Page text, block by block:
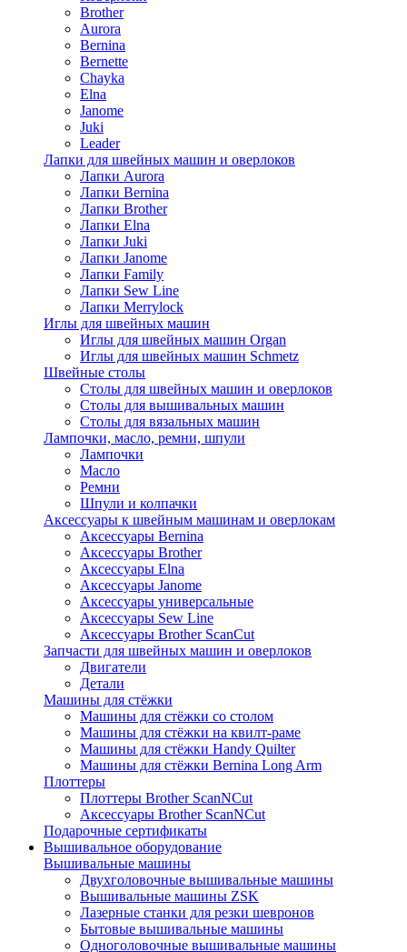
Brother
Aurora
Bernina
Bernette
Chayka
Elna
Janome
Juki
Leader
Лапки для швейных машин и оверлоков
Лапки Aurora
Лапки Bernina
Лапки Brother
Лапки Elna
Лапки Juki
Лапки Janome
Лапки Family
Лапки Sew Line
Лапки Merrylock
Иглы для швейных машин
Иглы для швейных машин Organ
Иглы для швейных машин Schmetz
Швейные столы
Столы для швейных машин и оверлоков
Столы для вышивальных машин
Столы для вязальных машин
Лампочки, масло, ремни, шпули
Лампочки
Масло
Ремни
Шпули и колпачки
Аксессуары к швейным машинам и оверлокам
Аксессуары Bernina
Аксессуары Brother
Аксессуары Elna
Аксессуары Janome
Аксессуары универсальные
Аксессуары Sew Line
Аксессуары Brother ScanCut
Запчасти для швейных машин и оверлоков
Двигатели
Детали
Машины для стёжки
Машины для стёжки со столом
Машины для стёжки на квилт-раме
Машины для стёжки Handy Quilter
Машины для стёжки Bernina Long Arm
Плоттеры
Плоттеры Brother ScanNCut
Аксессуары Brother ScanNCut
Подарочные сертификаты
Вышивальное оборудование
Вышивальные машины
Двухголовочные вышивальные машины
Вышивальные машины ZSK
Лазерные станки для резки шевронов
Бытовые вышивальные машины
Одноголовочные вышивальные машины